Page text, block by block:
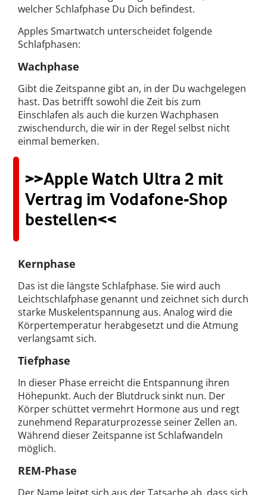
welcher Schlafphase Du Dich befindest.
Apples Smartwatch unterscheidet folgende
Schlafphasen:
Wachphase
Gibt die Zeitspanne gibt an, in der Du wachgelegen
hast. Das betrifft sowohl die Zeit bis zum
Einschlafen als auch die kurzen Wachphasen
zwischendurch, die wir in der Regel selbst nicht
einmal bemerken.
>>Apple Watch Ultra 2 mit
Vertrag im Vodafone-Shop
bestellen<<
Kernphase
Das ist die längste Schlafphase. Sie wird auch
Leichtschlafphase genannt und zeichnet sich durch
starke Muskelentspannung aus. Analog wird die
Körpertemperatur herabgesetzt und die Atmung
verlangsamt sich.
Tiefphase
In dieser Phase erreicht die Entspannung ihren
Höhepunkt. Auch der Blutdruck sinkt nun. Der
Körper schüttet vermehrt Hormone aus und regt
zunehmend Reparaturprozesse seiner Zellen an.
Während dieser Zeitspanne ist Schlafwandeln
möglich.
REM-Phase